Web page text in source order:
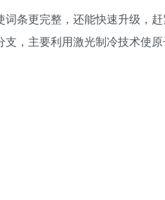
词条更完整，还能快速升级，
，主要利用激光制冷技术使